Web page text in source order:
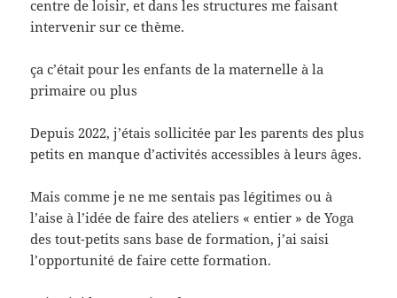
centre de loisir, et dans les structures me faisant
intervenir sur ce thème.
ça c’était pour les enfants de la maternelle à la
primaire ou plus
Depuis 2022, j’étais sollicitée par les parents des plus
petits en manque d’activités accessibles à leurs âges.
Mais comme je ne me sentais pas légitimes ou à
l’aise à l’idée de faire des ateliers « entier » de Yoga
des tout-petits sans base de formation, j’ai saisi
l’opportunité de faire cette formation.